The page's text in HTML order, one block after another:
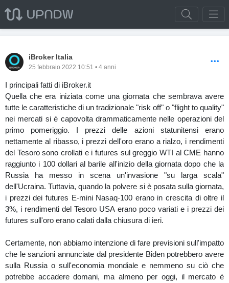
iBroker Italia
25 febbraio 2022 10:51 • 4 anni
I principali fatti di iBroker.it
Quella che era iniziata come una giornata che sembrava avere
tutte le caratteristiche di un tradizionale "risk off" o "flight to quality"
nei mercati si è capovolta drammaticamente nelle operazioni del
primo pomeriggio. I prezzi delle azioni statunitensi erano
nettamente al ribasso, i prezzi dell'oro erano a rialzo, i rendimenti
del Tesoro sono crollati e i futures sul greggio WTI al CME hanno
raggiunto i 100 dollari al barile all'inizio della giornata dopo che la
Russia ha messo in scena un'invasione "su larga scala"
dell'Ucraina. Tuttavia, quando la polvere si è posata sulla giornata,
i prezzi dei futures E-mini Nasaq-100 erano in crescita di oltre il
3%, i rendimenti del Tesoro USA erano poco variati e i prezzi dei
futures sull'oro erano calati dalla chiusura di ieri.
Certamente, non abbiamo intenzione di fare previsioni sull'impatto
che le sanzioni annunciate dal presidente Biden potrebbero avere
sulla Russia o sull'economia mondiale e nemmeno su ciò che
potrebbe accadere domani, ma almeno per oggi, il mercato è